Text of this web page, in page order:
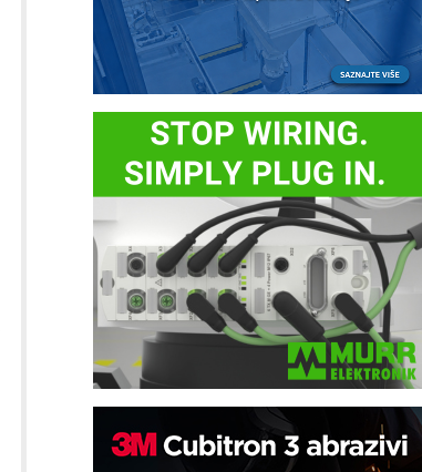
IB BLUMENAUER - više od 40 godina